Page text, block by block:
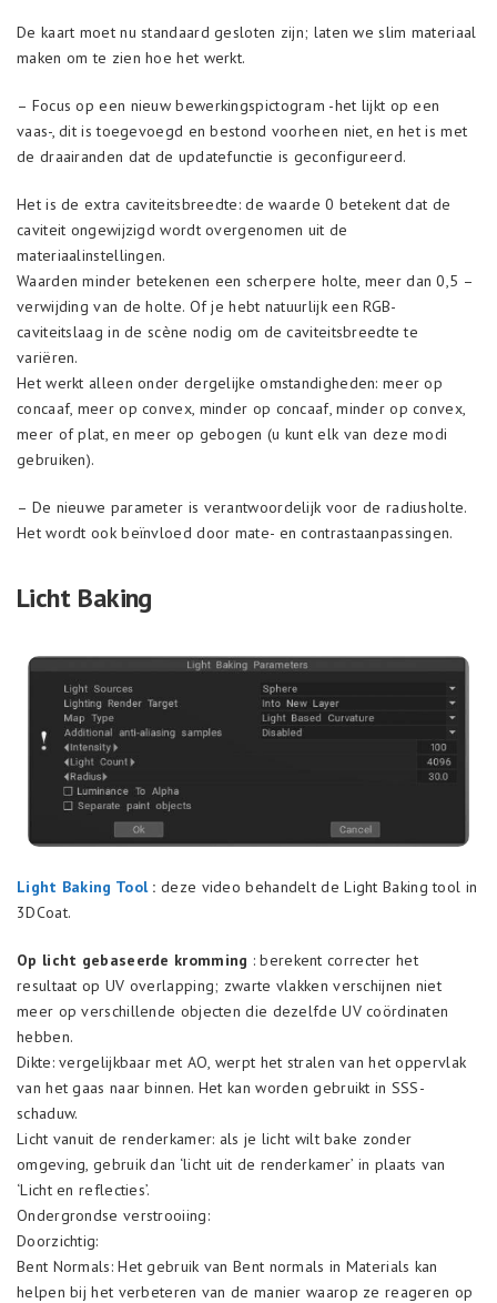
De kaart moet nu standaard gesloten zijn; laten we slim materiaal
maken om te zien hoe het werkt.
– Focus op een nieuw bewerkingspictogram -het lijkt op een
vaas-, dit is toegevoegd en bestond voorheen niet, en het is met
de draairanden dat de updatefunctie is geconfigureerd.
Het is de extra caviteitsbreedte: de waarde 0 betekent dat de
caviteit ongewijzigd wordt overgenomen uit de
materiaalinstellingen.
Waarden minder betekenen een scherpere holte, meer dan 0,5 –
verwijding van de holte. Of je hebt natuurlijk een RGB-
caviteitslaag in de scène nodig om de caviteitsbreedte te
variëren.
Het werkt alleen onder dergelijke omstandigheden: meer op
concaaf, meer op convex, minder op concaaf, minder op convex,
meer of plat, en meer op gebogen (u kunt elk van deze modi
gebruiken).
– De nieuwe parameter is verantwoordelijk voor de radiusholte.
Het wordt ook beïnvloed door mate- en contrastaanpassingen.
Licht Baking
Light Baking Tool: deze video behandelt de Light Baking tool in
3DCoat.
Op licht gebaseerde kromming : berekent correcter het
resultaat op UV overlapping; zwarte vlakken verschijnen niet
meer op verschillende objecten die dezelfde UV coördinaten
hebben.
Dikte: vergelijkbaar met AO, werpt het stralen van het oppervlak
van het gaas naar binnen. Het kan worden gebruikt in SSS-
schaduw.
Licht vanuit de renderkamer: als je licht wilt bake zonder
omgeving, gebruik dan ‘licht uit de renderkamer’ in plaats van
‘Licht en reflecties’.
Ondergrondse verstrooiing:
Doorzichtig:
Bent Normals: Het gebruik van Bent normals in Materials kan
helpen bij het verbeteren van de manier waarop ze reageren op